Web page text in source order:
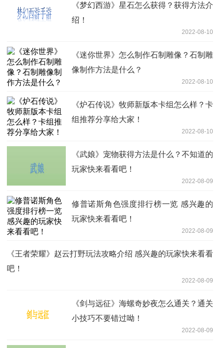
《梦幻西游》星石怎么获得？获得方法介
绍！
2022-08-10
《迷你世界》怎么制作石制雕像？石制雕
像制作方法是什么？
2022-08-10
《炉石传说》牧师新版本卡组怎么样？卡
组推荐分享给大家！
2022-08-10
《武娘》宠物获得方法是什么？不知道的
玩家快来看看吧！
2022-08-09
修普诺斯角色强度排行榜一览 感兴趣的
玩家快来看看吧！
2022-08-09
《王者荣耀》赵云打野玩法攻略介绍 感兴趣的玩家快来看看
吧！
2022-08-09
《剑与远征》海螺奇妙夜怎么通关？通关
小技巧不要错过呦！
2022-08-09